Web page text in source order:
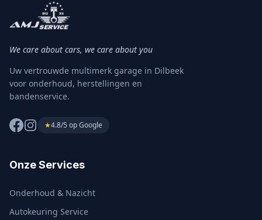
We care about cars, we care about you
Uw vertrouwde multimerk garage in Dilbeek
voor onderhoud, herstellingen en
bandenservice.
★4.8/5 op Google
Onze Services
Onderhoud & Nazicht
Autokeuring Service